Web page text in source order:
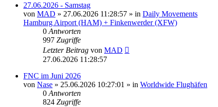
27.06.2026 - Samstag
von MAD » 27.06.2026 11:28:57 » in Daily Movements
Hamburg Airport (HAM) + Finkenwerder (XFW)
0 Antworten
997 Zugriffe
Letzter Beitrag von MAD
27.06.2026 11:28:57
FNC im Juni 2026
von Nase » 25.06.2026 10:27:01 » in Worldwide Flughäfen
0 Antworten
824 Zugriffe